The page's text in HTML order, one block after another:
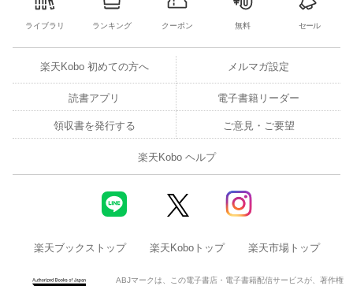
【マカオガイド】
●交通／歩き方／モデルコース／見どころ／グルメ／ショッピング
／ホテル／カジノ／エンタメ
【旅の準備と技術編】
旅の予算とプラン／旅の準備と手続き／現地ツアーガイド／通貨
と両替／出入国手続き／香港国際空港詳細ガイド／トラブル対策
／旅の実践広東語／香港の歴史／香港の祭りと祝祭日etc
●便利な地図付き！
※予告なく一部内容が変更される可能性もあります。予めご了承
ライブラリ ランキング クーポン 無料 セール
楽天Kobo 初めての方へ メルマガ設定
読書アプリ 電子書籍リーダー
領収書を発行する ご意見・ご要望
楽天Kobo ヘルプ
楽天ブックストップ 楽天Koboトップ 楽天市場トップ
ABJマークは、この電子書店・電子書籍配信サービスが、著作権